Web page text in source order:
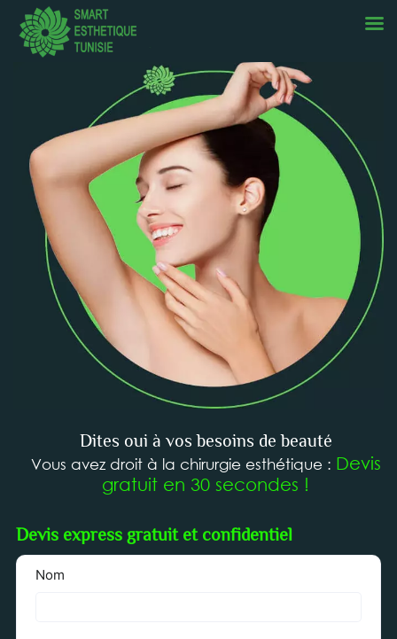
Dites oui à vos besoins de beauté
Vous avez droit à la chirurgie esthétique : Devis
gratuit en 30 secondes !
Devis express gratuit et confidentiel